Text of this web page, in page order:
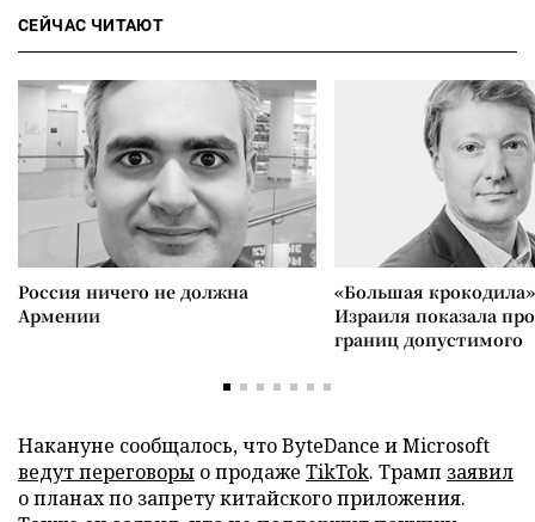
СЕЙЧАС ЧИТАЮТ
Россия ничего не должна
Армении
«Большая
Израиля показала
границ допустимого
Накануне сообщалось, что ByteDance и Microsoft
ведут переговоры о продаже TikTok. Трамп заявил
о планах по запрету китайского приложения.